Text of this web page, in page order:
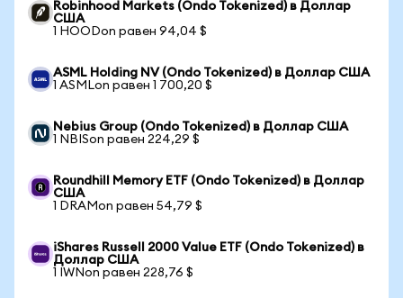
Robinhood Markets (Ondo Tokenized) в Доллар
США
1 HOODon равен 94,04 $
ASML Holding NV (Ondo Tokenized) в Доллар США
1 ASMLon равен 1 700,20 $
Nebius Group (Ondo Tokenized) в Доллар США
1 NBISon равен 224,29 $
Roundhill Memory ETF (Ondo Tokenized) в Доллар
США
1 DRAMon равен 54,79 $
iShares Russell 2000 Value ETF (Ondo Tokenized) в
Доллар США
1 IWNon равен 228,76 $